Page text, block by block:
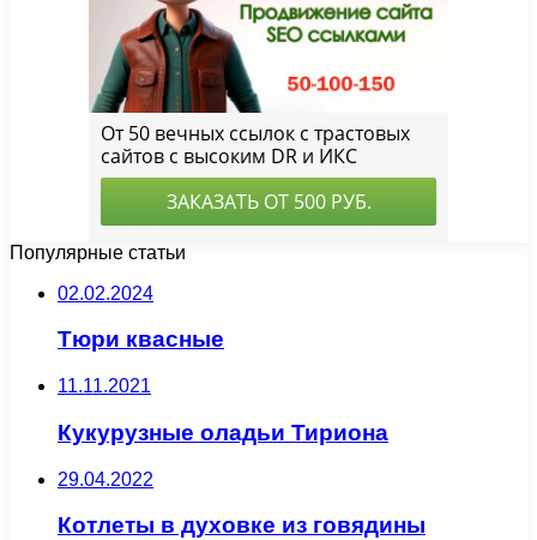
Популярные статьи
02.02.2024
Тюри квасные
11.11.2021
Кукурузные оладьи Тириона
29.04.2022
Котлеты в духовке из говядины